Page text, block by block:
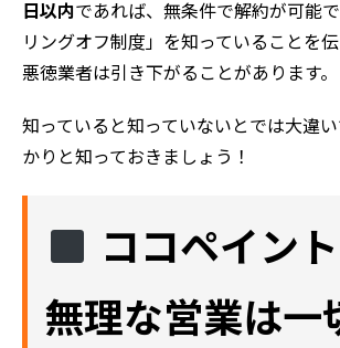
日以内であれば、無条件で解約が可能
リングオフ制度」を知っていることを伝
悪徳業者は引き下がることがあります。
知っていると知っていないとでは大違
かりと知っておきましょう！
ココペイン
無理な営業は一